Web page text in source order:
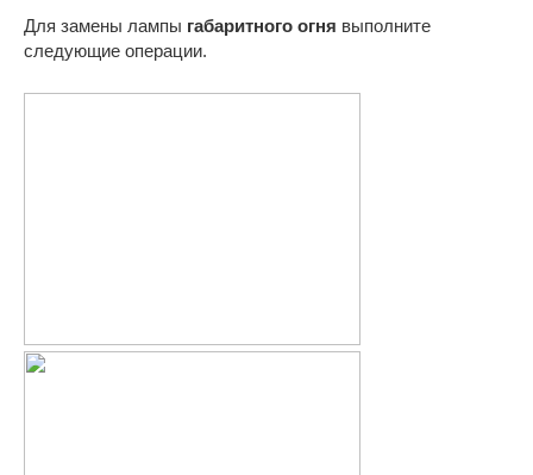
Для замены лампы габаритного огня выполните
следующие операции.